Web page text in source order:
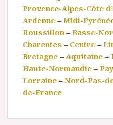
Provence-Alpes-Côte
Ardenne – Midi-
Roussillon – Basse-
Charentes – Centre –
Bretagne – Aquitaine –
Haute-Normandie –
Lorraine – Nord-Pas-
de-France